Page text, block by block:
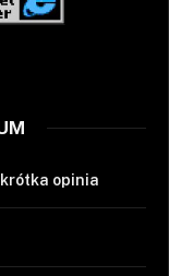
krótka opinia